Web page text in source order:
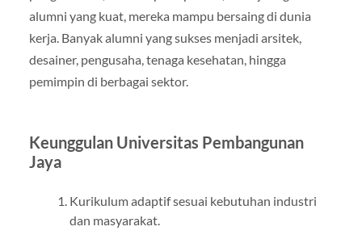
alumni yang kuat, mereka mampu bersaing di dunia
kerja. Banyak alumni yang sukses menjadi arsitek,
desainer, pengusaha, tenaga kesehatan, hingga
pemimpin di berbagai sektor.
Keunggulan Universitas Pembangunan
Jaya
Kurikulum adaptif sesuai kebutuhan industri
dan masyarakat.